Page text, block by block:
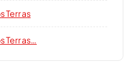
Terras
Terras…